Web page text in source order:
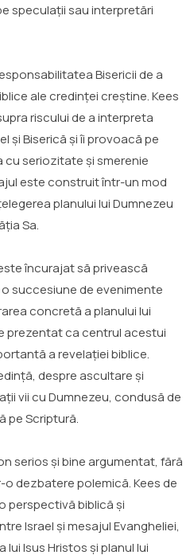
speculații sau interpretări
Bisericii de a
ale credinței creștine. Kees
riscului de a interpreta
și Biserică și îi provoacă pe
seriozitate și smerenie
este construit într-un mod
planului lui Dumnezeu
Sa.
încurajat să privească
succesiune de evenimente
concretă a planului lui
prezentat ca centrul acestui
a revelației biblice.
despre ascultare și
vii cu Dumnezeu, condusă de
pe Scriptură.
serios și bine argumentat, fără
dezbatere polemică. Kees de
perspectivă biblică și
Israel și mesajul Evangheliei,
Isus Hristos și planul lui